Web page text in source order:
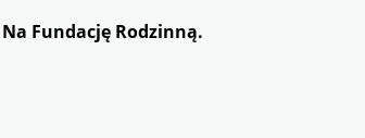
Na Fundację Rodzinną.